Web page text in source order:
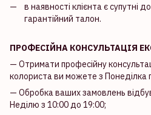
в наявності клієнта є супутні
гарантійний талон.
ПРОФЕСІЙНА КОНСУЛЬТАЦІЯ
— Отримати професійну
колориста ви можете з Понеділка
— Обробка ваших замовлень
Неділю з 10:00 до 19:00;